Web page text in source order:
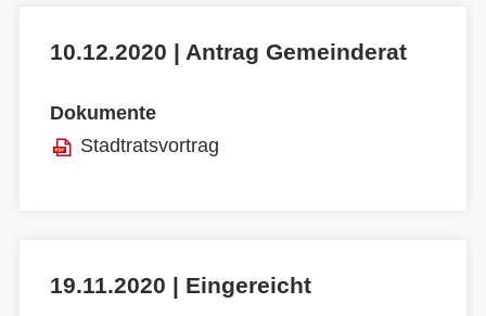
10.12.2020 | Antrag Gemeinderat
Dokumente
Stadtratsvortrag
19.11.2020 | Eingereicht